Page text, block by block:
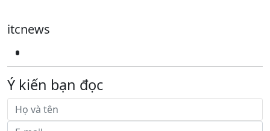
itcnews
Ý kiến bạn đọc